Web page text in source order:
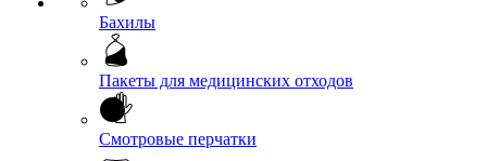
Бахилы
Пакеты для медицинских отходов
Смотровые перчатки